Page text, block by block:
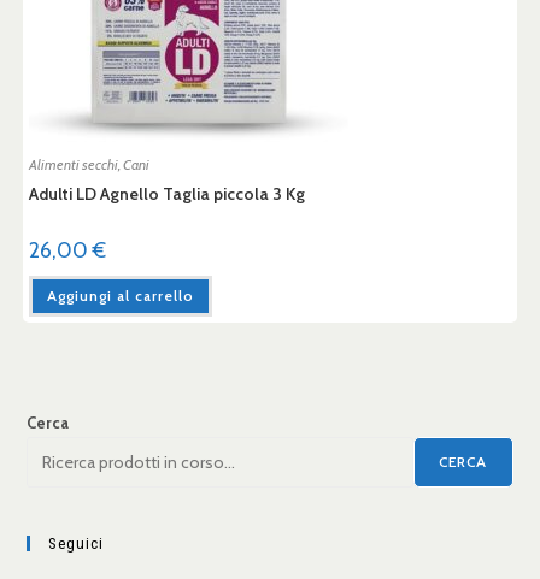
Alimenti secchi, Cani
Adulti LD Agnello Taglia piccola 3 Kg
26,00€
Aggiungi al carrello
Cerca
CERCA
Seguici